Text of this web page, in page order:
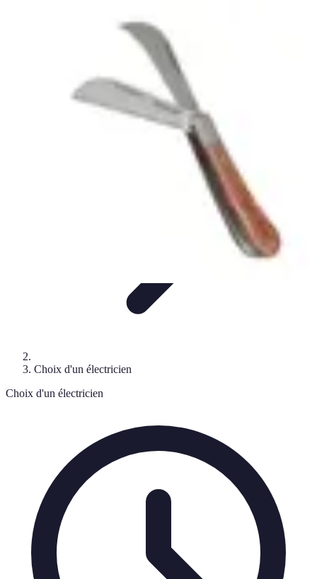
InnovationsChoix de l'Électricien
Évaluation des Électriciens
Électricien Rapide
Choix d'un électricien
Choix d'un électricien